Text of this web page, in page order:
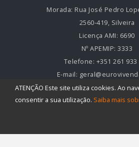
ATENÇÃO Este site utiliza cookies. Ao
consentir a sua utilização. Saiba mais
Morada: Rua José Pedro
2560-419, Silveira
Licença AMI: 6690
Nº APEMIP: 3333
Telefone: +351 261 933
E-mail:
LINKS ÚTEIS
Comprar - Vender -